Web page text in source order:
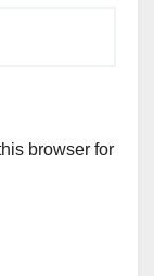
browser for